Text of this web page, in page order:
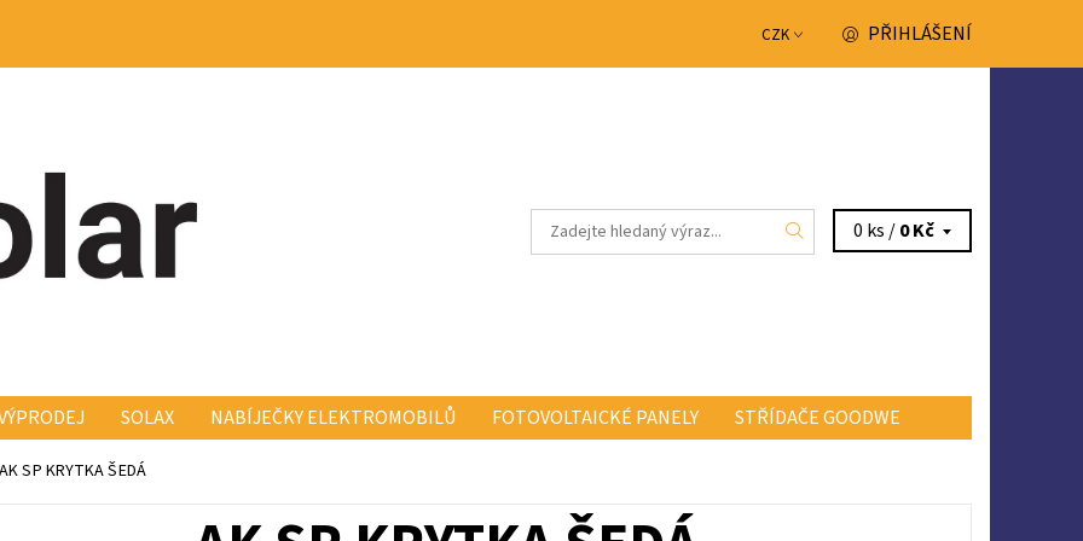
CZK PŘIHLÁŠENÍ
0 ks /0 Kč
SOLAX NABÍJEČKY ELEKTROMOBILŮ FOTOVOLTAICKÉ PANELY
STŘÍDAČE GOODWE
KONSTRUKCE FISCHER FISCH
AK SP KRYTKA ŠEDÁ